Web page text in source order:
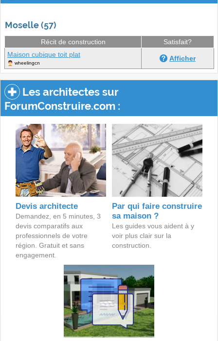
Moselle (57)
Récit de construction
Satisfait?
Maison cubique toit plat
wheelingcn
Afficher
Les architectes sur
ForumConstruire.com :
Devis architecte
Demandez, en 5 minutes, 3
devis comparatifs aux
professionnels de votre
région. Gratuit et sans
engagement.
Par qui faire construire
sa maison ?
Les guides vous aident à y
voir plus clair sur la
construction.